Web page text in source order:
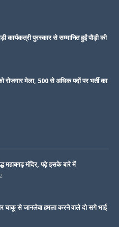
कार्यकत्री पुरस्कार से सम्मानित हुईं पौड़ी की
रोजगार मेला, 500 से अधिक पदों पर भर्ती का
महाबगढ़ मंदिर, पढ़े इसके बारे में
चाकू से जानलेवा हमला करने वाले दो सगे भाई